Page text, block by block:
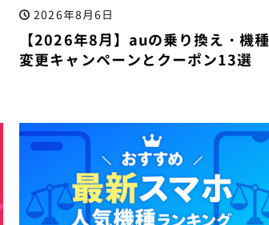
2026年8月6日
【2026年8月】auの乗り換え・機種
変更キャンペーンとクーポン13選